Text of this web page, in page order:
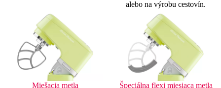
alebo na výrobu cestovín.
Miešacia metla
Špeciálna flexi miesiaca metla